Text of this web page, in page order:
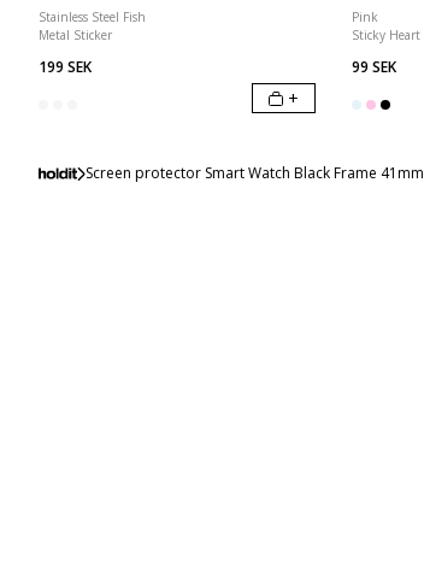
Stainless Steel Fish
Metal Sticker
199 SEK
+
Pink
Sticky Heart
99 SEK
Screen protector Smart Watch Black Frame 41mm